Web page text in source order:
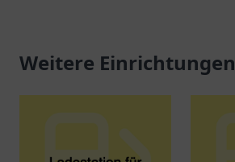
Weitere Einrichtungen